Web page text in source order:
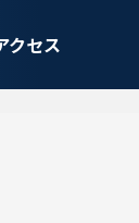
クセス